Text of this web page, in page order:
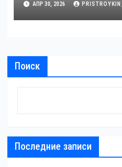
АПР 30, 2026 PRISTROYKIN_
Поиск
Последние записи